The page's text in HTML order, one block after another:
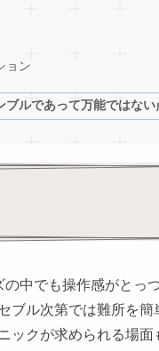
ョン
ブルであって万能ではない
の中でも操作感がとっ
ブル次第では難所を簡
ックが求められる場面